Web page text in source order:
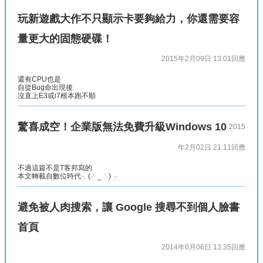
玩新遊戲大作不只顯示卡要夠給力，你還需要容
量更大的固態硬碟！
2015年2月09日 13:01 回應
還有CPU也是
自從Bug命出現後
沒直上E3或i7根本跑不順
驚喜成空！企業版無法免費升級Windows 10 2015
年2月02日 21:11 回應
不過這篇不是T客邦寫的
本文轉載自數位時代╮(╯_╰)╭
避免被人肉搜索，讓 Google 搜尋不到個人臉書
首頁
2014年6月06日 13:35 回應